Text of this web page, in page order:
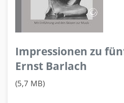
Impressionen zu
Ernst Barlach
(5,7 MB)